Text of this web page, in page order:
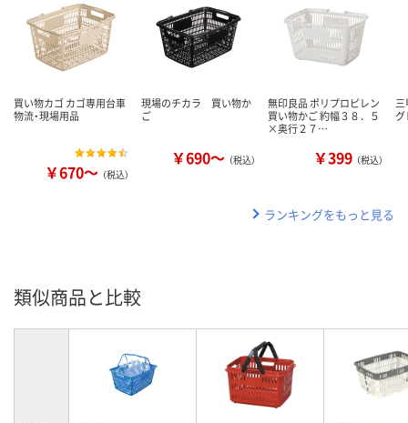
買い物カゴ カゴ専用台車
物流・現場用品
￥670～ （税込）
現場のチカラ 買い物か
ご
￥690～ （税込）
無印良品 ポリプロピレン
買い物かご 約幅３８．５
×奥行２７…
￥399 （税込）
ランキングをもっと見る
類似商品と比較